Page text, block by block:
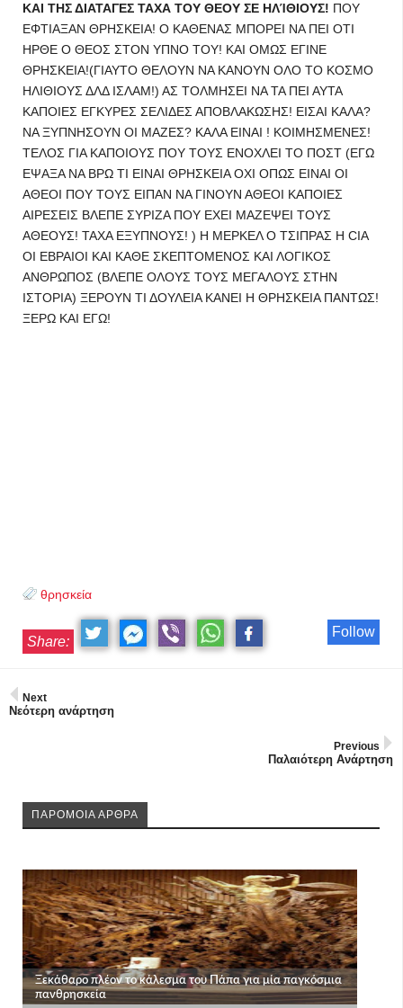
ΚΑΙ ΤΗΣ ΔΙΑΤΑΓΕΣ ΤΑΧΑ ΤΟΥ ΘΕΟΥ ΣΕ ΗΛΊΘΙΟΥΣ! ΠΟΥ
ΕΦΤΙΑΞΑΝ ΘΡΗΣΚΕΙΑ! Ο ΚΑΘΕΝΑΣ ΜΠΟΡΕΙ ΝΑ ΠΕΙ ΟΤΙ
ΗΡΘΕ Ο ΘΕΟΣ ΣΤΟΝ ΥΠΝΟ ΤΟΥ! ΚΑΙ ΟΜΩΣ ΕΓΙΝΕ
ΘΡΗΣΚΕΙΑ!(ΓΙΑΥΤΟ ΘΕΛΟΥΝ ΝΑ ΚΑΝΟΥΝ ΟΛΟ ΤΟ ΚΟΣΜΟ
ΗΛΙΘΙΟΥΣ ΔΛΔ ΙΣΛΑΜ!) ΑΣ ΤΟΛΜΗΣΕΙ ΝΑ ΤΑ ΠΕΙ ΑΥΤΑ
ΚΑΠΟΙΕΣ ΕΓΚΥΡΕΣ ΣΕΛΙΔΕΣ ΑΠΟΒΛΑΚΩΣΗΣ! ΕΙΣΑΙ ΚΑΛΑ?
ΝΑ ΞΥΠΝΗΣΟΥΝ ΟΙ ΜΑΖΕΣ? ΚΑΛΑ ΕΙΝΑΙ ! ΚΟΙΜΗΣΜΕΝΕΣ!
ΤΕΛΟΣ ΓΙΑ ΚΑΠΟΙΟΥΣ ΠΟΥ ΤΟΥΣ ΕΝΟΧΛΕΙ ΤΟ ΠΟΣΤ (ΕΓΩ
ΕΨΑΞΑ ΝΑ ΒΡΩ ΤΙ ΕΙΝΑΙ ΘΡΗΣΚΕΙΑ ΟΧΙ ΟΠΩΣ ΕΙΝΑΙ ΟΙ
ΑΘΕΟΙ ΠΟΥ ΤΟΥΣ ΕΙΠΑΝ ΝΑ ΓΙΝΟΥΝ ΑΘΕΟΙ ΚΑΠΟΙΕΣ
ΑΙΡΕΣΕΙΣ ΒΛΕΠΕ ΣΥΡΙΖΑ ΠΟΥ ΕΧΕΙ ΜΑΖΕΨΕΙ ΤΟΥΣ
ΑΘΕΟΥΣ! ΤΑΧΑ ΕΞΥΠΝΟΥΣ! ) Η ΜΕΡΚΕΛ Ο ΤΣΙΠΡΑΣ Η CIA
ΟΙ ΕΒΡΑΙΟΙ ΚΑΙ ΚΑΘΕ ΣΚΕΠΤΟΜΕΝΟΣ ΚΑΙ ΛΟΓΙΚΟΣ
ΑΝΘΡΩΠΟΣ (ΒΛΕΠΕ ΟΛΟΥΣ ΤΟΥΣ ΜΕΓΑΛΟΥΣ ΣΤΗΝ
ΙΣΤΟΡΙΑ) ΞΕΡΟΥΝ ΤΙ ΔΟΥΛΕΙΑ ΚΑΝΕΙ Η ΘΡΗΣΚΕΙΑ ΠΑΝΤΩΣ!
ΞΕΡΩ ΚΑΙ ΕΓΩ!
θρησκεία
Follow
Share:
Next
Νεότερη ανάρτηση
Previous
Παλαιότερη Ανάρτηση
ΠΑΡΟΜΟΙΑ ΑΡΘΡΑ